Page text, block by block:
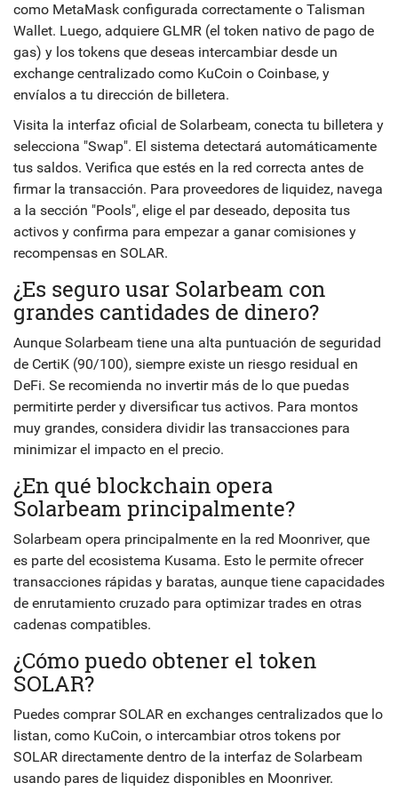
como MetaMask configurada correctamente o Talisman
Wallet. Luego, adquiere GLMR (el token nativo de pago de
gas) y los tokens que deseas intercambiar desde un
exchange centralizado como KuCoin o Coinbase, y
envíalos a tu dirección de billetera.
Visita la interfaz oficial de Solarbeam, conecta tu billetera y
selecciona "Swap". El sistema detectará automáticamente
tus saldos. Verifica que estés en la red correcta antes de
firmar la transacción. Para proveedores de liquidez, navega
a la sección "Pools", elige el par deseado, deposita tus
activos y confirma para empezar a ganar comisiones y
recompensas en SOLAR.
¿Es seguro usar Solarbeam con
grandes cantidades de dinero?
Aunque Solarbeam tiene una alta puntuación de seguridad
de CertiK (90/100), siempre existe un riesgo residual en
DeFi. Se recomienda no invertir más de lo que puedas
permitirte perder y diversificar tus activos. Para montos
muy grandes, considera dividir las transacciones para
minimizar el impacto en el precio.
¿En qué blockchain opera
Solarbeam principalmente?
Solarbeam opera principalmente en la red Moonriver, que
es parte del ecosistema Kusama. Esto le permite ofrecer
transacciones rápidas y baratas, aunque tiene capacidades
de enrutamiento cruzado para optimizar trades en otras
cadenas compatibles.
¿Cómo puedo obtener el token
SOLAR?
Puedes comprar SOLAR en exchanges centralizados que lo
listan, como KuCoin, o intercambiar otros tokens por
SOLAR directamente dentro de la interfaz de Solarbeam
usando pares de liquidez disponibles en Moonriver.